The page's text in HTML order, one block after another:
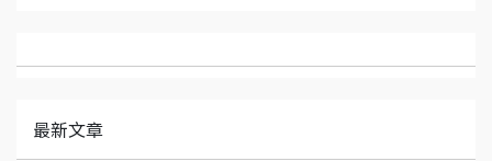
最新文章